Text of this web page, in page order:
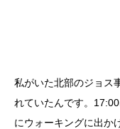
私がいた北部のジョス
れていたんです。
にウォーキングに出か